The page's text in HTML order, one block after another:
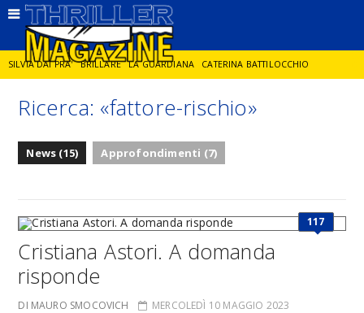
SILVIA DAI PRA' BRILLARE LA GUARDIANA CATERINA BATTILOCCHIO
JORGE DIAZ LA SPIA DELITTO IN CORNICE GIANCARLO DE CATALDO
Ricerca: «fattore-rischio»
News (15) Approfondimenti (7)
117
Cristiana Astori. A domanda
risponde
DI MAURO SMOCOVICH MERCOLEDÌ 10 MAGGIO 2023